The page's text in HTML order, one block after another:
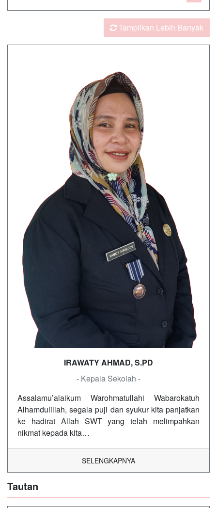
Tampilkan Lebih Banyak
IRAWATY AHMAD, S.PD
- Kepala Sekolah -
Assalamu’alaikum Warohmatullahi Wabarokatuh
Alhamdulillah, segala puji dan syukur kita panjatkan
ke hadirat Allah SWT yang telah melimpahkan
nikmat kepada kita…
SELENGKAPNYA
Tautan